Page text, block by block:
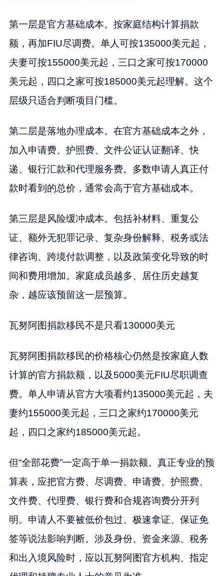
第一层是官方基础成本。按家庭结构计算捐款
额，再加FIU尽调费。单人可按135000美元起，
夫妻可按155000美元起，三口之家可按170000
美元起，四口之家可按185000美元起理解。这个
层级只适合判断项目门槛。
第二层是落地办理成本。在官方基础成本之外，
加入申请费、护照费、文件公证认证翻译、快
递、银行汇款和代理服务费。多数申请人真正付
款时看到的总价，通常会高于官方基础成本。
第三层是风险缓冲成本。包括补材料、重复公
证、额外无犯罪记录、复杂身份解释、税务或法
律咨询、跨境付款调整，以及政策变化导致的时
间和费用增加。家庭成员越多、居住历史越复
杂，越应该预留这一层预算。
瓦努阿图捐款移民不是只看130000美元
瓦努阿图捐款移民的价格核心仍然是按家庭人数
计算的官方捐款额，以及5000美元FIU尽职调查
费。单人申请从官方大项看约135000美元起，夫
妻约155000美元起，三口之家约170000美元
起，四口之家约185000美元起。
但“全部花费”一定高于单一捐款额。真正专业的预
算表，应把官方费、尽调费、申请费、护照费、
文件费、代理费、银行费和合规咨询费分开列
明。申请人不要被低价包过、极速拿证、保证免
签等说法影响判断。涉及身份、资金来源、税务
和出入境风险时，应以瓦努阿图官方机构、指定